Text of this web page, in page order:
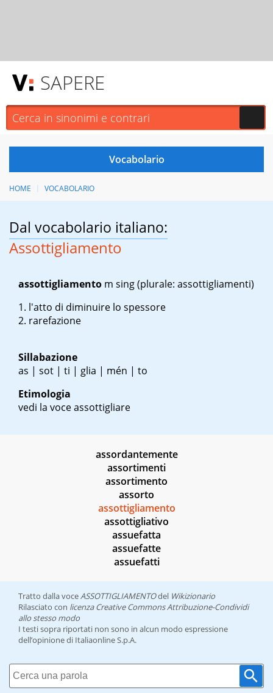
SAPERE
HOME VOCABOLARIO
Dal vocabolario italiano:
Assottigliamento
assottigliamento m sing(plurale: assottigliamenti)
l'atto di diminuire lo spessore
rarefazione
Sillabazione
as | sot | ti | glia | mén | to
Etimologia
vedi la voce assottigliare
assordantemente
assortimenti
assortimento
assorto
assottigliamento
assottigliativo
assuefatta
assuefatte
assuefatti
Tratto dalla voceASSOTTIGLIAMENTOdel Wikizionario
Rilasciato con licenza Creative Commons Attribuzione-Condividi
allo stesso modo
I testi sopra riportati non sono in alcun modo espressione
dell’opinione di Italiaonline S.p.A.